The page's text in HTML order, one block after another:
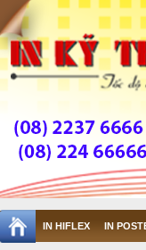
IN HIFLEX IN